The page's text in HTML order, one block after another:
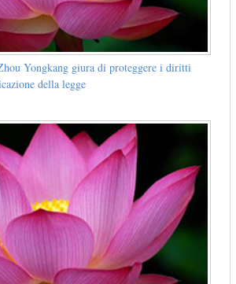
Yongkang giura di proteggere i diritti
della legge